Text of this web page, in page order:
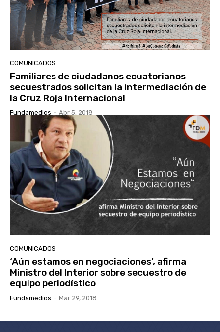
COMUNICADOS
Familiares de ciudadanos ecuatorianos
secuestrados solicitan la intermediación de
la Cruz Roja Internacional
Fundamedios - Abr 5, 2018
COMUNICADOS
‘Aún estamos en negociaciones’, afirma
Ministro del Interior sobre secuestro de
equipo periodístico
Fundamedios - Mar 29, 2018